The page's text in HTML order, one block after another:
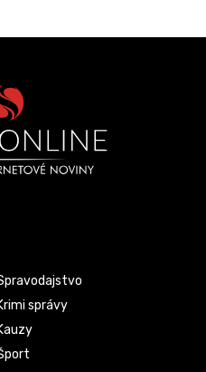
správy